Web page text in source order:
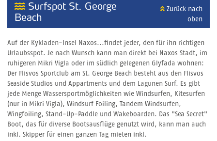
Surfspot St. George
Beach
Zurück nach
oben
Auf der Kykladen-Insel Naxos...findet jeder, den für ihn richtigen
Urlaubsspot. Je nach Wunsch kann man direkt bei Naxos Stadt, im
ruhigeren Mikri Vigla oder im südlich gelegenen Glyfada wohnen:
Der Flisvos Sportclub am St. George Beach besteht aus den Flisvos
Seaside Studios und Appartments und dem Lagunen Surf. Es gibt
jede Menge Wassersportmöglichkeiten wie Windsurfen, Kitesurfen
(nur in Mikri Vigla), Windsurf Foiling, Tandem Windsurfen,
Wingfoiling, Stand-Up-Paddle und Wakeboarden. Das "Sea Secret"
Boot, das für diverse Bootsausflüge genutzt wird, kann man auch
inkl. Skipper für einen ganzen Tag mieten inkl.